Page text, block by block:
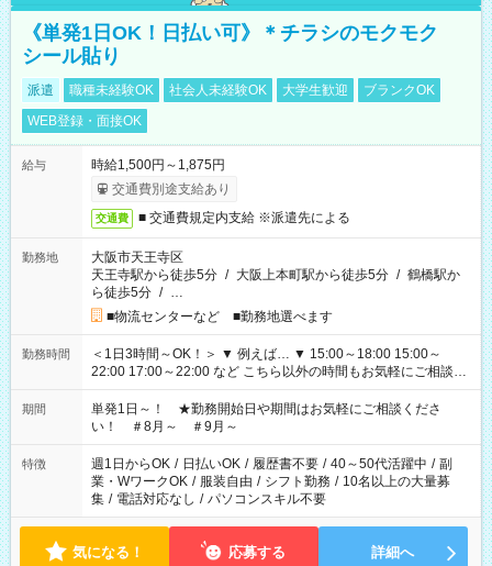
《単発1日OK！日払い可》＊チラシのモクモク
シール貼り
派遣 職種未経験OK 社会人未経験OK 大学生歓迎
ブランクOK
WEB登録・面接OK
給与
時給1,500円～1,875円
交通費別途支給あり
交通費 ■ 交通費規定内支給 ※派遣先による
勤務地
大阪市天王寺区
天王寺駅から徒歩5分 / 大阪上本町駅から徒歩5分 / 鶴橋駅か
ら徒歩5分 / …
■物流センターなど ■勤務地選べます
勤務時間
＜1日3時間～OK！＞ ▼ 例えば… ▼ 15:00～18:00 15:00～
22:00 17:00～22:00 など こちら以外の時間もお気軽にご相談く
ださい！
期間
単発1日～！ ★勤務開始日や期間はお気軽にご相談くださ
い！ ＃8月～ ＃9月～
特徴 週1日からOK / 日払いOK / 履歴書不要 / 40～50代活躍中 / 副
業・WワークOK / 服装自由 / シフト勤務 / 10名以上の大量募
集 / 電話対応なし / パソコンスキル不要
気になる！ 応募する 詳細へ